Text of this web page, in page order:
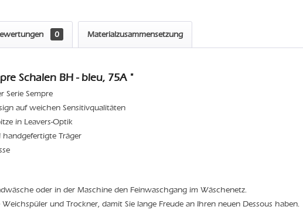
0 Materialzusammensetzung
Schalen BH - bleu, 75A "
Serie Sempre
auf weichen Sensitivqualitäten
in Leavers-Optik
handgefertigte Träger
oder in der Maschine den Feinwaschgang im Wäschenetz.
und Trockner, damit Sie lange Freude an Ihren neuen Dessous haben.